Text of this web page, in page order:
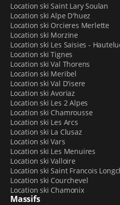
La réservation avec
retrait plus rapide du
Lalivraison des
votre résidence de
vous déplacer ;
Un espace pour le
vous pouvez déposer
retrouver bien sèches
Unatelier ski, dédié à
réparation de vos
Location ski Saint Lary Soulan
Location ski Alpe D'huez
Location ski Orcieres Merlette
Location ski Morzine
Location ski Les Saisies -
Location ski Tignes
Location ski Val Thorens
Location ski Meribel
Location ski Val D'isere
Location ski Avoriaz
Location ski Les 2 Alpes
Location ski Chamrousse
Location ski Les Arcs
Location ski La Clusaz
Location ski Vars
Location ski Les Menuires
Location ski Valloire
Location ski Saint Francois
Location ski Courchevel
Location ski Chamonix
Massifs